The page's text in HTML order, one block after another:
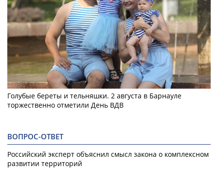
Голубые береты и тельняшки. 2 августа в Барнауле
торжественно отметили День ВДВ
ВОПРОС-ОТВЕТ
Российский эксперт объяснил смысл закона о комплексном
развитии территорий